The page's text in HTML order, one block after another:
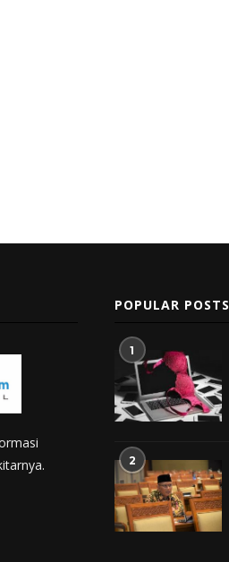
POPULAR POSTS
1
2